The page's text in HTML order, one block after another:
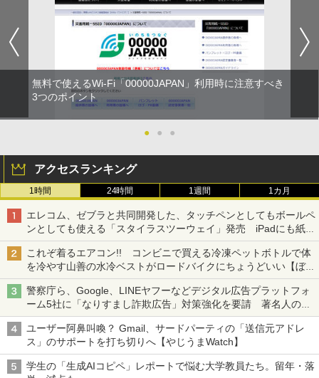
無料で使えるWi-Fi「00000JAPAN」利用時に注意すべき
3つのポイント
● ● ●
アクセスランキング
1時間 24時間 1週間 1カ月
エレコム、ゼブラと共同開発した、タッチペンとしてもボールペ
ンとしても使える「スタイラスツーウェイ」発売 iPadにも紙に
も、持ち替えずに書き込める
これぞ着るエアコン!! コンビニで買える冷凍ペットボトルで体
を冷やす山善の水冷ベストがロードバイクにちょうどいい【ぼっ
ち・ざ・ろーど！その14】【空いた時間でなにしてる？】
警察庁ら、Google、LINEヤフーなどデジタル広告プラットフォ
ーム5社に「なりすまし詐欺広告」対策強化を要請 著名人の写
真や映像を使った投資詐欺などへの対策として
ユーザー阿鼻叫喚？ Gmail、サードパーティの「送信元アドレ
ス」のサポートを打ち切りへ【やじうまWatch】
学生の「生成AIコピペ」レポートで悩む大学教員たち。留年・落